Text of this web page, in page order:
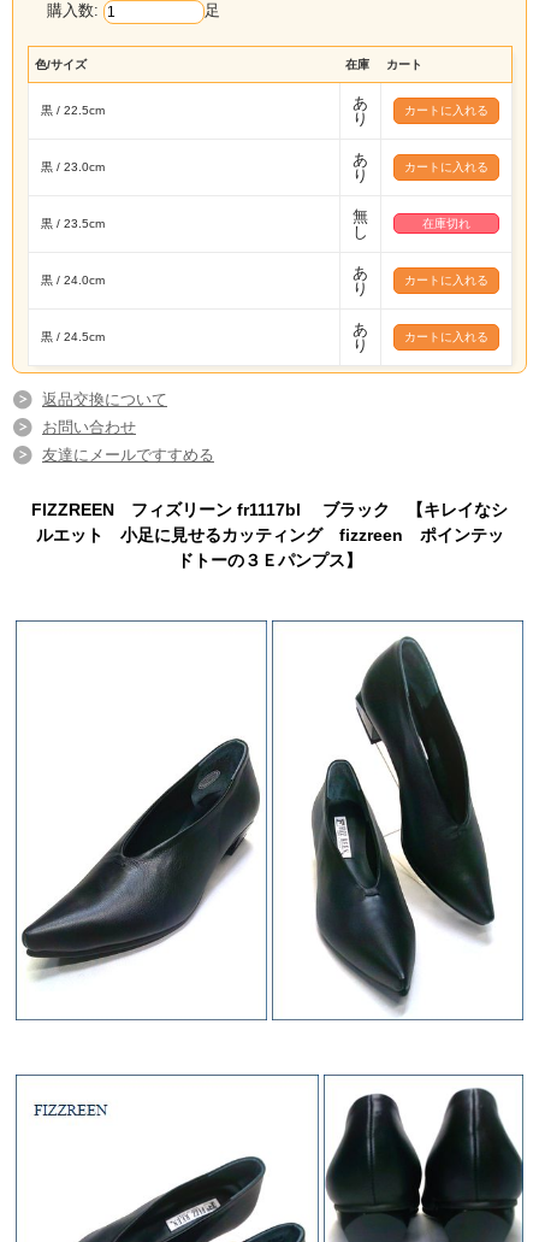
購入数: 足
色/サイズ 在庫 カート
黒 / 22.5cm
あ
り
黒 / 23.0cm
あ
り
黒 / 23.5cm
無
し
在庫切れ
黒 / 24.0cm
あ
り
黒 / 24.5cm
あ
り
返品交換について
お問い合わせ
友達にメールですすめる
FIZZREEN フィズリーン fr1117bl ブラック 【キレイなシ
ルエット 小足に見せるカッティング fizzreen ポインテッ
ドトーの３Ｅパンプス】